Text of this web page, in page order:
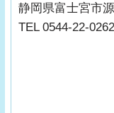
静岡県富士宮市
TEL 0544-22-0262